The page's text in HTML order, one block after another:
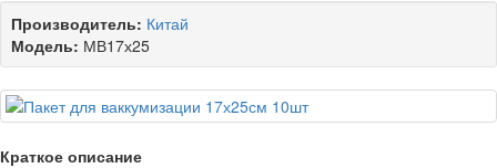
Производитель: Китай
Модель: МВ17х25
Краткое описание